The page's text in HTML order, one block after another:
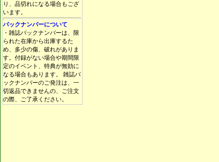
り、品切れになる場合もござ
います。
バックナンバーについて
・雑誌バックナンバーは、限
られた在庫から出庫するた
め、多少の傷、破れがありま
す。付録がない場合や期間限
定のイベント、特典が無効に
なる場合もあります。 雑誌バ
ックナンバーのご発注は、一
切返品できませんの、ご注文
の際、ご了承ください。